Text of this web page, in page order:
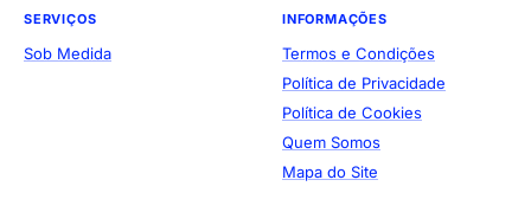
SERVIÇOS
Sob Medida
INFORMAÇÕES
Termos e Condições
Política de Privacidade
Política de Cookies
Quem Somos
Mapa do Site